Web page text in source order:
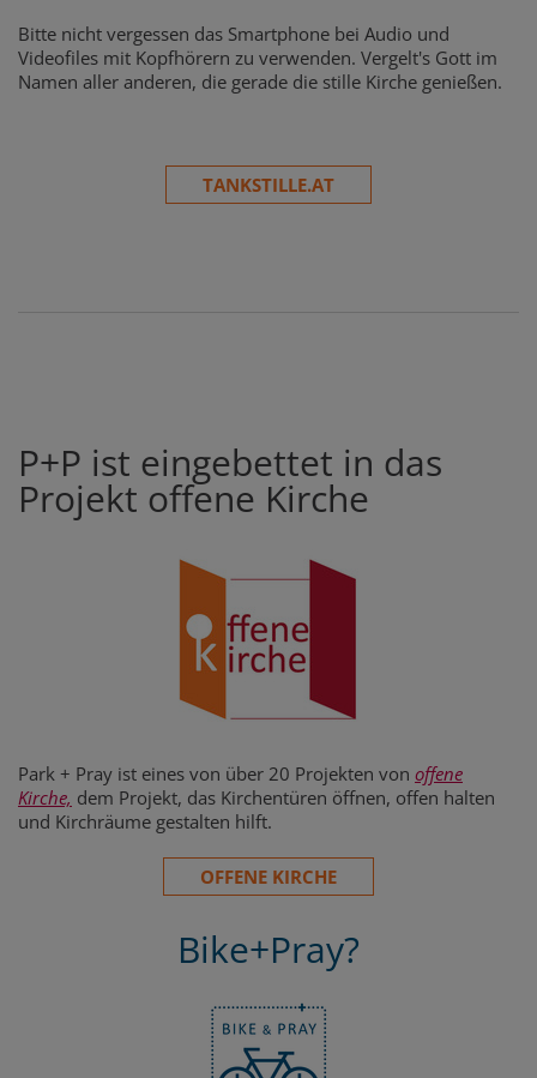
Bitte nicht vergessen das Smartphone bei Audio und
Videofiles mit Kopfhörern zu verwenden. Vergelt's Gott im
Namen aller anderen, die gerade die stille Kirche genießen.
TANKSTILLE.AT
P+P ist eingebettet in das
Projekt offene Kirche
Park + Pray ist eines von über 20 Projekten von offene
Kirche, dem Projekt, das Kirchentüren öffnen, offen halten
und Kirchräume gestalten hilft.
OFFENE KIRCHE
Bike+Pray?